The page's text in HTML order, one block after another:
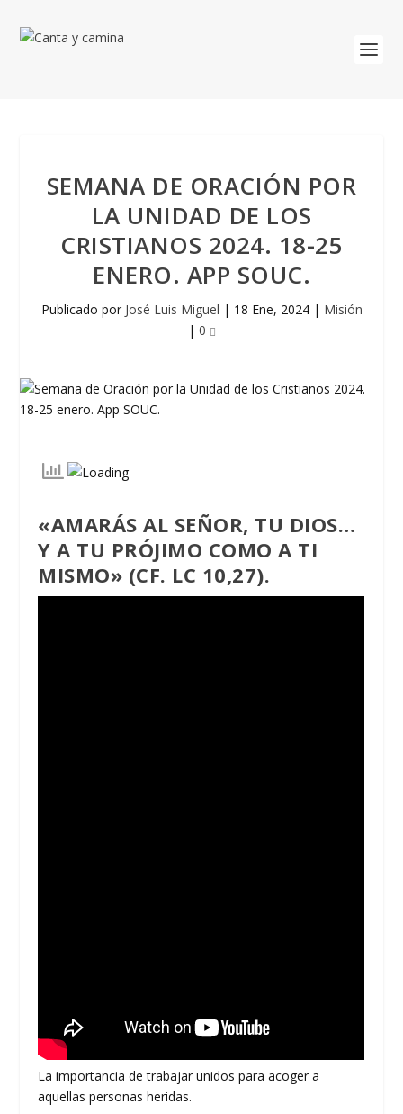
SEMANA DE ORACIÓN POR
LA UNIDAD DE LOS
CRISTIANOS 2024. 18-25
ENERO. APP SOUC.
Publicado por José Luis Miguel | 18 Ene, 2024| Misión
| 0
«AMARÁS AL SEÑOR, TU DIOS…
Y A TU PRÓJIMO COMO A TI
MISMO» (CF. LC 10,27).
La importancia de trabajar unidos para acoger a
aquellas personas heridas.